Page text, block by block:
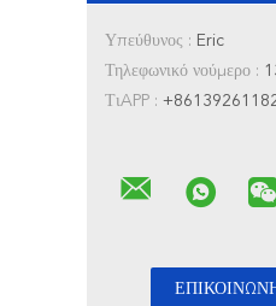
Υπεύθυνος : Eric
Τηλεφωνικό νούμερο :
ΤιAPP :